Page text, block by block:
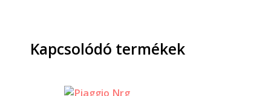
Kapcsolódó termékek